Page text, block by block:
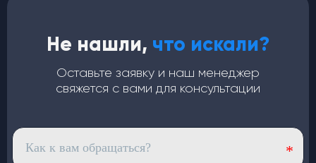
Не нашли, что искали?
Оставьте заявку и наш менеджер
свяжется с вами для консультации